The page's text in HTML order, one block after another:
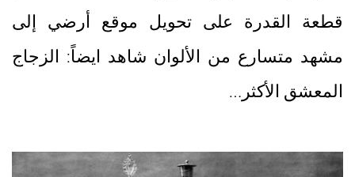
قطعة القدرة على تحويل موقع أرضي إلى
مشهد متسارع من الألوان شاهد ايضاً: الزجاج
المعشق الأكثر…